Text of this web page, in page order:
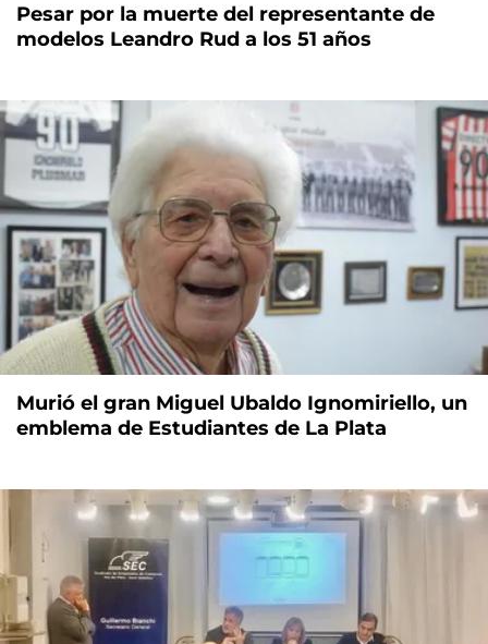
Pesar por la muerte del representante de
modelos Leandro Rud a los 51 años
Murió el gran Miguel Ubaldo Ignomiriello, un
emblema de Estudiantes de La Plata